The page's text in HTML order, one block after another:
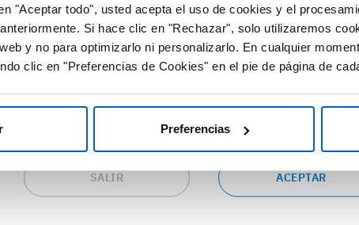
"Aceptar todo", usted acepta el uso de cookies y el
Si hace clic en "Rechazar", solo utilizaremos
y no para optimizarlo ni personalizarlo. En cualquier
clic en "Preferencias de Cookies" en el pie de página de
Preferencias
En RED Amgen ponemos a tu disposición fuentes de
recursos de valor y gran utilidad relacionados con las
áreas terapéuticas.
deseas continuar en este sitio web o pulsa “salir” para ser
redirigido al sitio web corporativo de Amgen.
SALIR ACEPTAR